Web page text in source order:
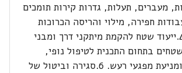
מעברים, תעלות, גדרות קירות תומכים
חפירה, מילוי והריסה הכרוכות
בסלילת הדרך. 4.ייעוד שטח להקמת מיתקני דרך ומבני
שטחים בתחום התכנית לטיפול נופי,
שיקום סביבתי ומניעת מפגעי רעש. 6.סגירה וביטול של